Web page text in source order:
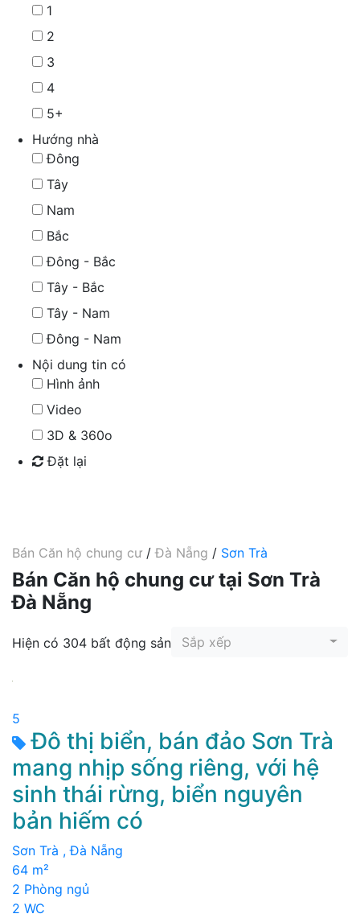
1
2
3
4
5+
Hướng nhà
Đông
Tây
Nam
Bắc
Đông - Bắc
Tây - Bắc
Tây - Nam
Đông - Nam
Nội dung tin có
Hình ảnh
Video
3D & 360o
Đặt lại
Bán Căn hộ chung cư / Đà Nẵng / Sơn Trà
Bán Căn hộ chung cư tại Sơn Trà
Đà Nẵng
Hiện có 304 bất động sản Sắp xếp
5
Đô thị biển, bán đảo Sơn Trà
mang nhịp sống riêng, với hệ
sinh thái rừng, biển nguyên
bản hiếm có
Sơn Trà , Đà Nẵng
64 m²
2 Phòng ngủ
2 WC